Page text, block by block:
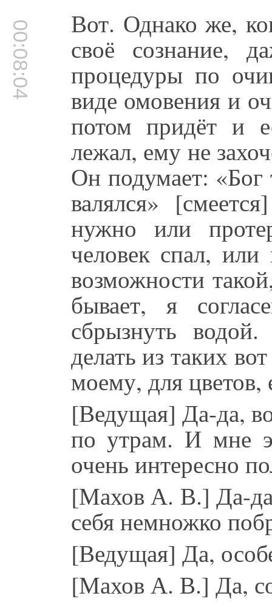
00:08:04 Вот. Однако же,
своё сознание,
процедуры по
виде омовения и
потом придёт и
лежал, ему не
Он подумает:
валялся»
нужно или
человек спал,
возможности
бывает, я
сбрызнуть
делать из таких
моему, для
[Ведущая] Да-да,
по утрам. И мне
очень интересно
[Махов А. В.] Да-
себя немножко
[Ведущая] Да,
[Махов А. В.] Да,